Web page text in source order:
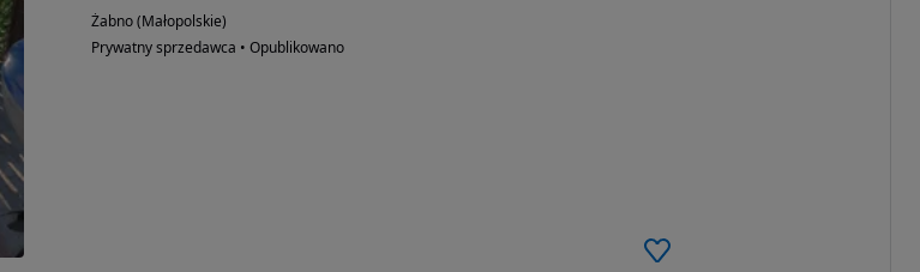
Żabno (Małopolskie)
Prywatny sprzedawca • Opublikowano